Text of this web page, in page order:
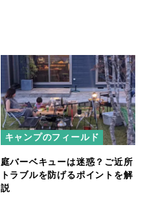
キャンプのフィールド
庭バーベキューは迷惑？ご近所
トラブルを防げるポイントを解
説